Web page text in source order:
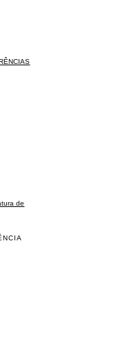
de